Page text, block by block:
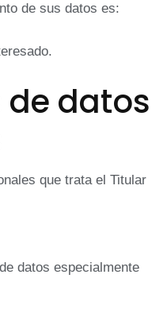
de sus datos es:
datos
que trata el Titular
datos especialmente